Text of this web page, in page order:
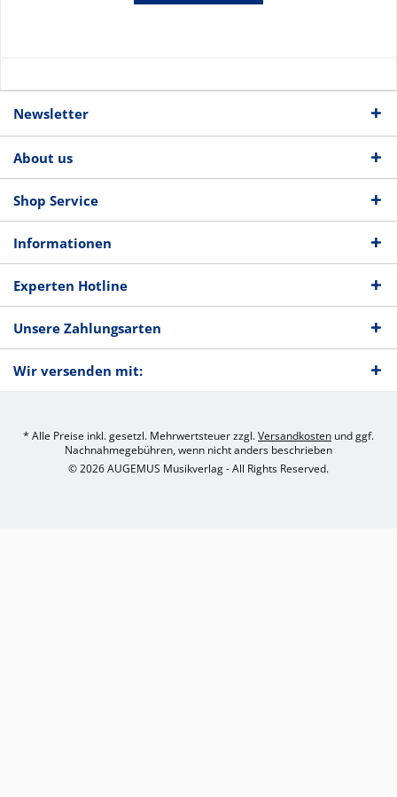
Newsletter
About us
Shop Service
Informationen
Experten Hotline
Unsere Zahlungsarten
Wir versenden mit:
* Alle Preise inkl. gesetzl. Mehrwertsteuer zzgl.Versandkosten und ggf.
Nachnahmegebühren, wenn nicht anders beschrieben
© 2026 AUGEMUS Musikverlag - All Rights Reserved.